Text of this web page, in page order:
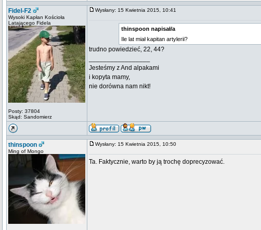
Fidel-F2
Wysoki Kapłan Kościoła
Latającego Fidela
Posty: 37804
Skąd: Sandomierz
Wysłany: 15 Kwietnia 2015, 10:41
thinspoon napisał/a
Ile lat miał kapitan artylerii?
trudno powiedzieć, 22, 44?
Jesteśmy z And alpakami
i kopyta mamy,
nie dorówna nam nikt!
thinspoon
Ming of Mongo
Wysłany: 15 Kwietnia 2015, 10:50
Ta. Faktycznie, warto by ją trochę doprecyzować.